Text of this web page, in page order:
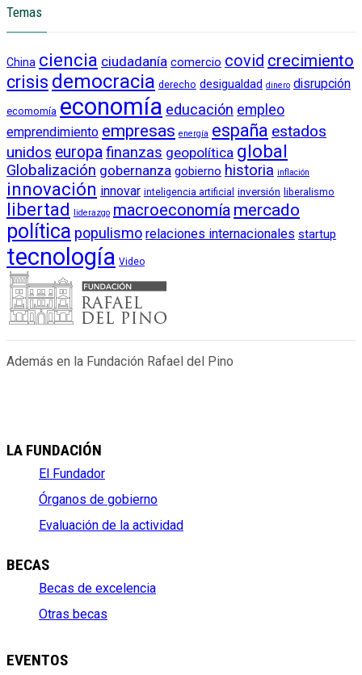
Temas
China ciencia ciudadanía comercio covid crecimiento
crisis democracia derecho desigualdad dinero disrupción
ecomomía economía educación empleo
emprendimiento empresas energía españa estados
unidos europafinanzas geopolítica global
Globalización gobernanza gobierno historia inflación
innovación innovar inteligencia artificial inversión liberalismo
libertad liderazgo macroeconomía mercado
política populismo relaciones internacionales startup
tecnología Video
Además en la Fundación Rafael del Pino
LA FUNDACIÓN
El Fundador
Órganos de gobierno
Evaluación de la actividad
BECAS
Becas de excelencia
Otras becas
EVENTOS